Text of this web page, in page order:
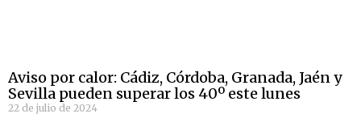
Aviso por calor: Cádiz, Córdoba, Granada, Jaén y
Sevilla pueden superar los 40º este lunes
22 de julio de 2024